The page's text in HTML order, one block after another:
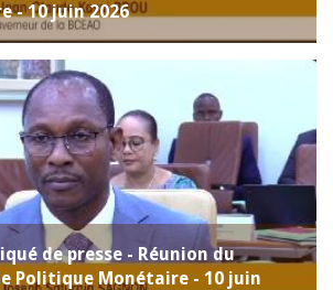
- 10 juin 2026
de presse - Réunion du
Politique Monétaire - 10 juin